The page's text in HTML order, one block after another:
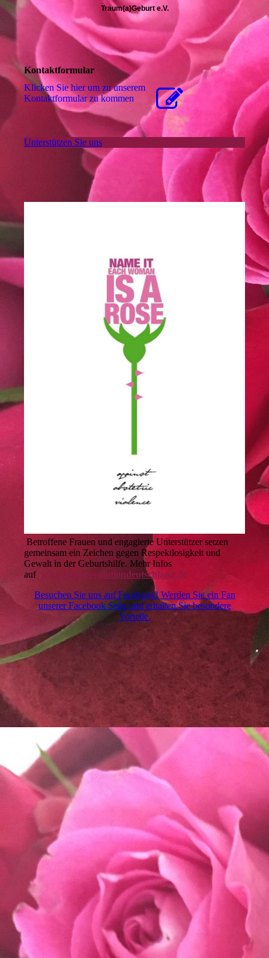
Traum(a)Geburt e.V.
Kontaktformular
Klicken Sie hier um zu unserem
Kon­takt­for­mu­lar zu kommen
Unterstützen Sie uns
Betroffene Frauen und engagierte Unterstützer setzen
gemeinsam ein Zeichen gegen Respektlosigkeit und
Gewalt in der Geburtshilfe. Mehr Infos
auf
www.rosesrevolutiondeutschland.de
Besuchen Sie uns auf Facebook! Werden Sie ein Fan
unserer Facebook Seite und erhalten Sie besondere
Vorteile.